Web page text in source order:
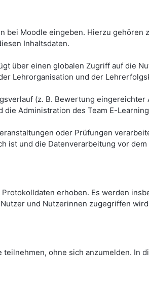
Moodle eingeben. Hierzu
Inhaltsdaten.
über einen globalen Zugriff auf die
Lehrorganisation und der
(z. B. Bewertung
Administration des Team E-
oder Prüfungen
und die Datenverarbeitung vor
erhoben. Es werden
und Nutzerinnen zugegriffen
ohne sich anzumelden.